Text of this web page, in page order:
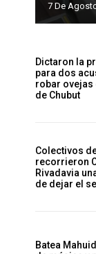
7 De
Dictaron la
para dos
robar ovejas
de Chubut
Colectivos
recorrieron
Rivadavia
de dejar el
Batea